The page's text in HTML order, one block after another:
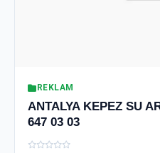
REKLAM
ANTALYA KEPEZ SU
647 03 03